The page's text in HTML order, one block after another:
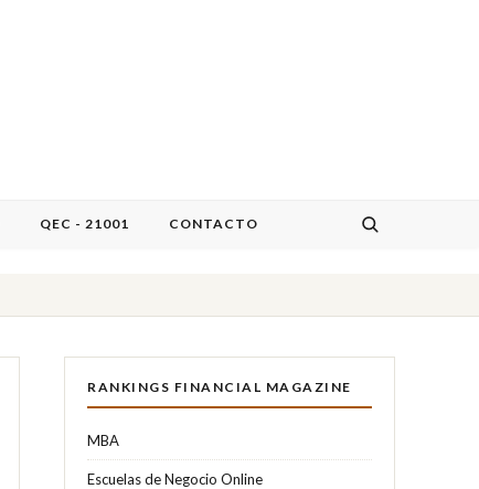
QEC - 21001 CONTACTO
RANKINGS FINANCIAL MAGAZINE
MBA
Escuelas de Negocio Online